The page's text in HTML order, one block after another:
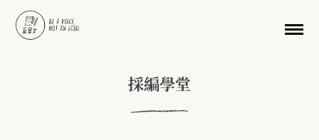
移至主內容
採編學堂